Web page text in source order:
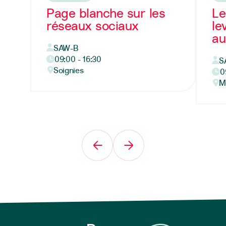
Page blanche sur les
réseaux sociaux
SAW-B
09:00 - 16:30
Soignies